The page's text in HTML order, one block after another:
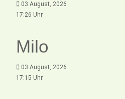
03 August, 2026
17:26 Uhr
Milo
03 August, 2026
17:15 Uhr